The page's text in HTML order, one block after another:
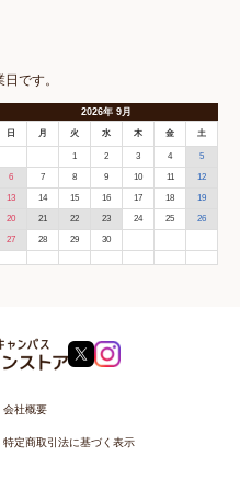
です。
2026年9月
日 月 火 水 木 金 土
1 2 3 4 5
6 7 8 9 10 11 12
13 14 15 16 17 18 19
20 21 22 23 24 25 26
27 28 29 30
会社概要
特定商取引法に基づく表示